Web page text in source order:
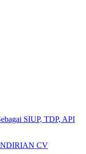
SIUP, TDP, API
CV